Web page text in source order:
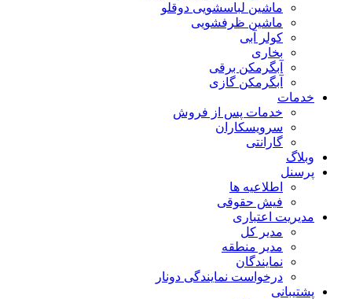
ماشین لباسشویی دوقلو
ماشین ظرفشویی
کولر آبی
بخاری
آبگرمکن برقی
آبگرمکن گازی
خدمات
خدمات پس از فروش
سرویسکاران
گارانتی
وبلاگ
پرسنل
اطلاعیه ها
فیش حقوقی
مدیریت اعتباری
مدیر کل
مدیر منطقه
نمایندگان
درخواست نمایندگی دونار
پشتیبانی